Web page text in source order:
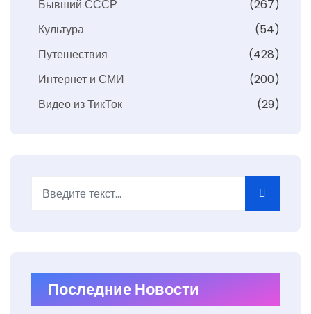
Бывший СССР
(267)
Культура
(54)
Путешествия
(428)
Интернет и СМИ
(200)
Видео из ТикТок
(29)
Последние Новости